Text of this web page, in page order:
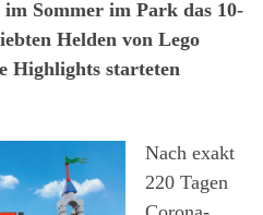
Sommer im Park das 10-
Helden von Lego
Highlights starteten
Nach exakt
220 Tagen